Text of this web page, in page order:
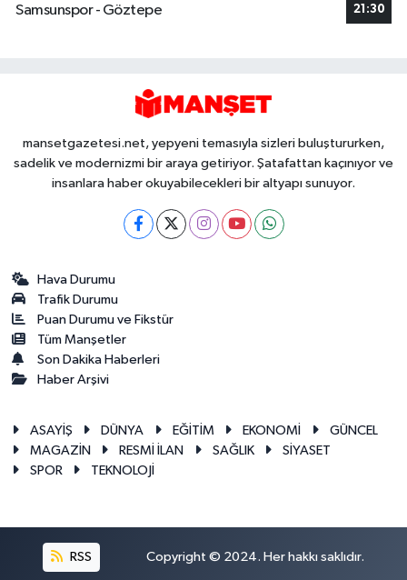
Samsunspor - Göztepe
21:30
mansetgazetesi.net, yepyeni temasıyla sizleri buluştururken,
sadelik ve modernizmi bir araya getiriyor. Şatafattan kaçınıyor ve
insanlara haber okuyabilecekleri bir altyapı sunuyor.
Hava Durumu
Trafik Durumu
Puan Durumu ve Fikstür
Tüm Manşetler
Son Dakika Haberleri
Haber Arşivi
ASAYİŞ DÜNYA EĞİTİM EKONOMİ
GÜNCEL
MAGAZİN
RESMİ İLAN SAĞLIK
SİYASET
SPOR
TEKNOLOJİ
RSS Copyright © 2024. Her hakkı saklıdır.